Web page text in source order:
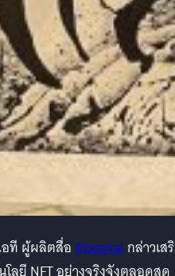
ที ผู้ผลิตสื่อ#beartaiกล่าวเส